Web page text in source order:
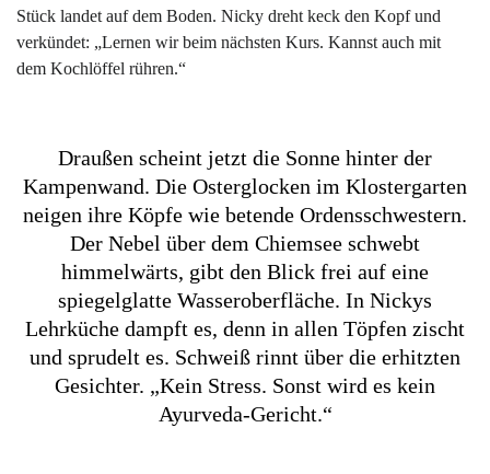
Stück landet auf dem Boden. Nicky dreht keck den Kopf und
verkündet: „Lernen wir beim nächsten Kurs. Kannst auch mit
dem Kochlöffel rühren.“
Draußen scheint jetzt die Sonne hinter der
Kampenwand. Die Osterglocken im Klostergarten
neigen ihre Köpfe wie betende Ordensschwestern.
Der Nebel über dem Chiemsee schwebt
himmelwärts, gibt den Blick frei auf eine
spiegelglatte Wasseroberfläche. In Nickys
Lehrküche dampft es, denn in allen Töpfen zischt
und sprudelt es. Schweiß rinnt über die erhitzten
Gesichter. „Kein Stress. Sonst wird es kein
Ayurveda-Gericht.“